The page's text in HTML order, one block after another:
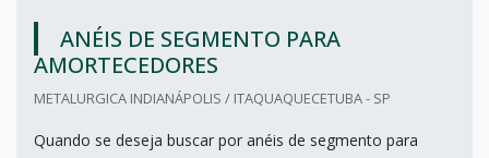
ANÉIS DE SEGMENTO PARA
AMORTECEDORES
METALURGICA INDIANÁPOLIS / ITAQUAQUECETUBA - SP
Quando se deseja buscar por anéis de segmento para